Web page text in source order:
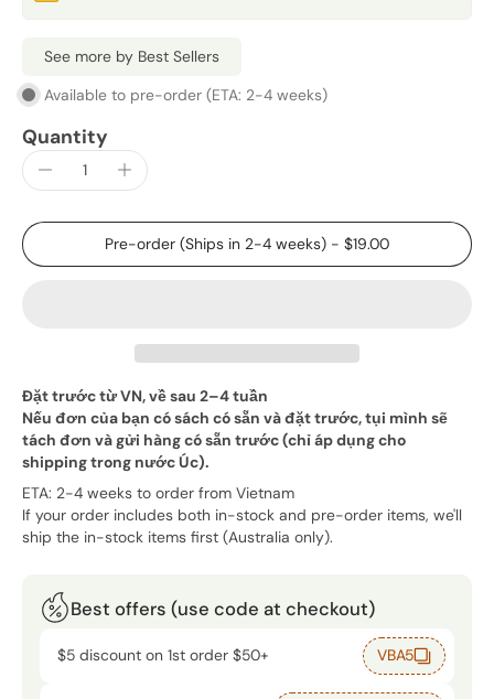
See more by Best Sellers
Available to pre-order (ETA: 2-4 weeks)
Quantity
Pre-order (Ships in 2-4 weeks) - $19.00
Đặt trước từ VN, về sau 2–4 tuần
Nếu đơn của bạn có sách có sẵn và đặt trước, tụi mình sẽ
tách đơn và gửi hàng có sẵn trước (chỉ áp dụng cho
shipping trong nước Úc).
ETA: 2-4 weeks to order from Vietnam
If your order includes both in-stock and pre-order items, we'll
ship the in-stock items first (Australia only).
Best offers (use code at checkout)
$5 discount on 1st order $50+ VBA5